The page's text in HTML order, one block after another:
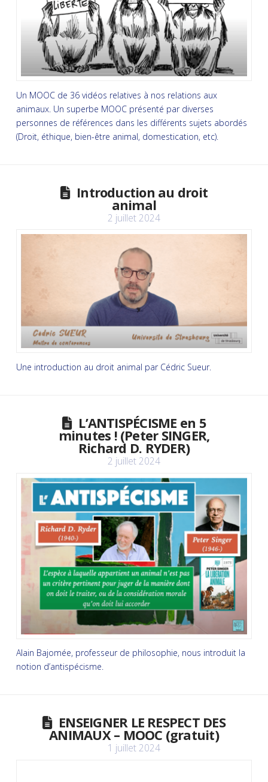
Un MOOC de 36 vidéos relatives à nos relations aux
animaux. Un superbe MOOC présenté par diverses
personnes de références dans les différents sujets abordés
(Droit, éthique, bien-être animal, domestication, etc).
Introduction au droit
animal
2 juillet 2024
Une introduction au droit animal par Cédric Sueur.
L’ANTISPÉCISME en 5
minutes ! (Peter SINGER,
Richard D. RYDER)
2 juillet 2024
Alain Bajomée, professeur de philosophie, nous introduit la
notion d’antispécisme.
ENSEIGNER LE RESPECT DES
ANIMAUX – MOOC (gratuit)
1 juillet 2024